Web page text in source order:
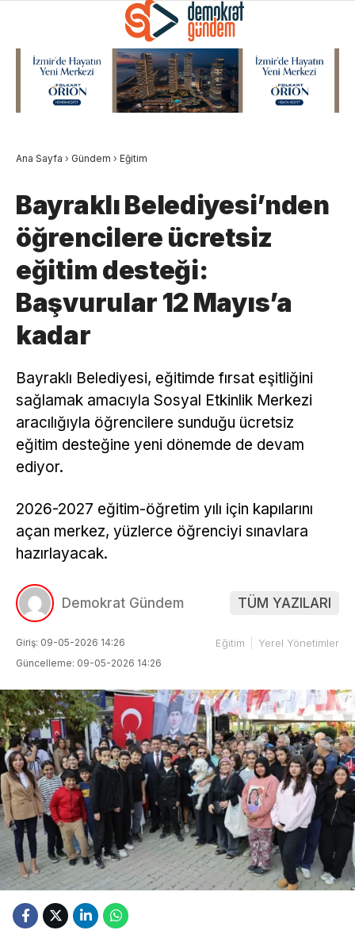
Ana Sayfa › Gündem › Eğitim
Bayraklı Belediyesi’nden
öğrencilere ücretsiz
eğitim desteği:
Başvurular 12 Mayıs’a
kadar
Bayraklı Belediyesi, eğitimde fırsat eşitliğini
sağlamak amacıyla Sosyal Etkinlik Merkezi
aracılığıyla öğrencilere sunduğu ücretsiz
eğitim desteğine yeni dönemde de devam
ediyor.
2026-2027 eğitim-öğretim yılı için kapılarını
açan merkez, yüzlerce öğrenciyi sınavlara
hazırlayacak.
Demokrat Gündem TÜM YAZILARI
Giriş: 09-05-2026 14:26
Güncelleme: 09-05-2026 14:26
Eğitim Yerel Yönetimler